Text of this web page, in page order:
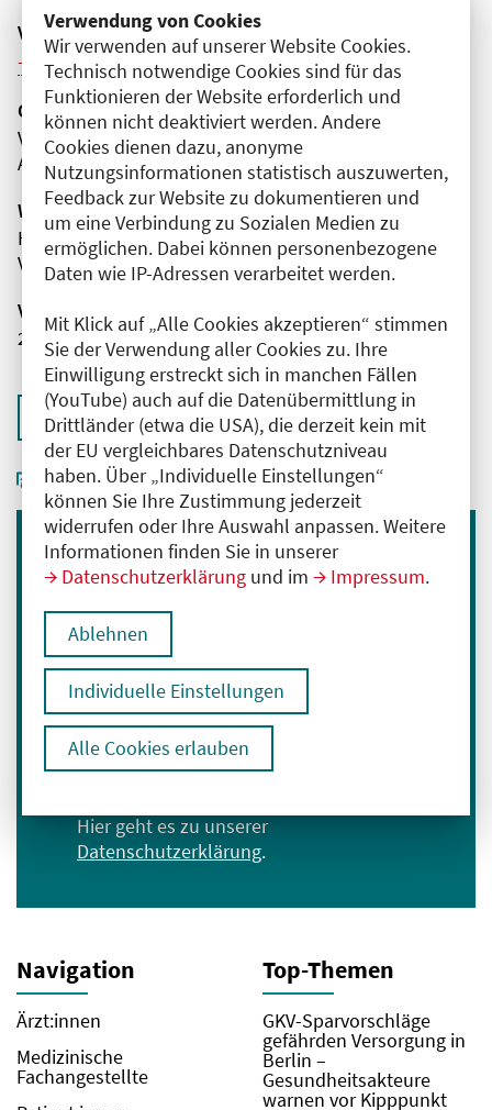
Verwendung von Cookies
Wir verwenden auf unserer Website Cookies.
Technisch notwendige Cookies sind für das
Funktionieren der Website erforderlich und
können nicht deaktiviert werden. Andere
Cookies dienen dazu, anonyme
Nutzungsinformationen statistisch auszuwerten,
Feedback zur Website zu dokumentieren und
um eine Verbindung zu Sozialen Medien zu
ermöglichen. Dabei können personenbezogene
Daten wie IP-Adressen verarbeitet werden.
Mit Klick auf „Alle Cookies akzeptieren“ stimmen
Sie der Verwendung aller Cookies zu. Ihre
Einwilligung erstreckt sich in manchen Fällen
(YouTube) auch auf die Datenübermittlung in
Drittländer (etwa die USA), die derzeit kein mit
der EU vergleichbares Datenschutzniveau
haben. Über „Individuelle Einstellungen“
können Sie Ihre Zustimmung jederzeit
widerrufen oder Ihre Auswahl anpassen. Weitere
Informationen finden Sie in unserer
Datenschutzerklärung und im Impressum.
Ablehnen
Individuelle Einstellungen
Alle Cookies erlauben
Veranstaltungsreihe
Weitere Veranstaltungen dieser Reihe (13)
Organisator(en)
Vivantes Humboldt-Klinikum
Anästhesie, operative Intensivmedizin
Wissenschaftliche Leitung
Herr Dr. med. Adrian Falke
Vivantes Humboldt-Klinikum
Veranstaltungsnummer
2761102026029520076
Zurück zur Übersicht
Immer informiert bleiben
E-Mail-Adresse eingeben
Ich bin mit der Verarbeitung meiner Daten
Hier geht es zu unserer
Datenschutzerklärung.
Anmelden
Navigation
Ärzt:innen
Medizinische
Fachangestellte
Top-Themen
GKV-Sparvorschläge
gefährden Versorgung in
Berlin –
Gesundheitsakteure
warnen vor Kipppunkt